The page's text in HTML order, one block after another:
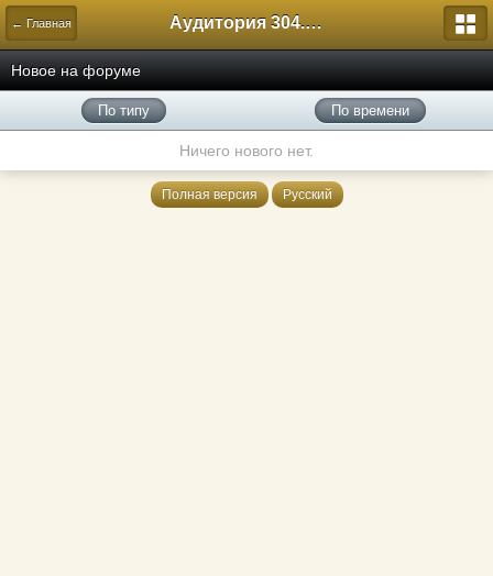
← Главная Аудитория 304. История России
Новое на форуме
По типу По времени
Ничего нового нет.
Полная версия Русский